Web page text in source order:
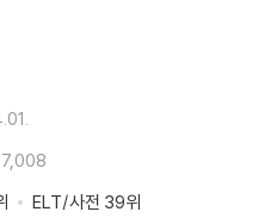
7,008
ELT/사전 39위